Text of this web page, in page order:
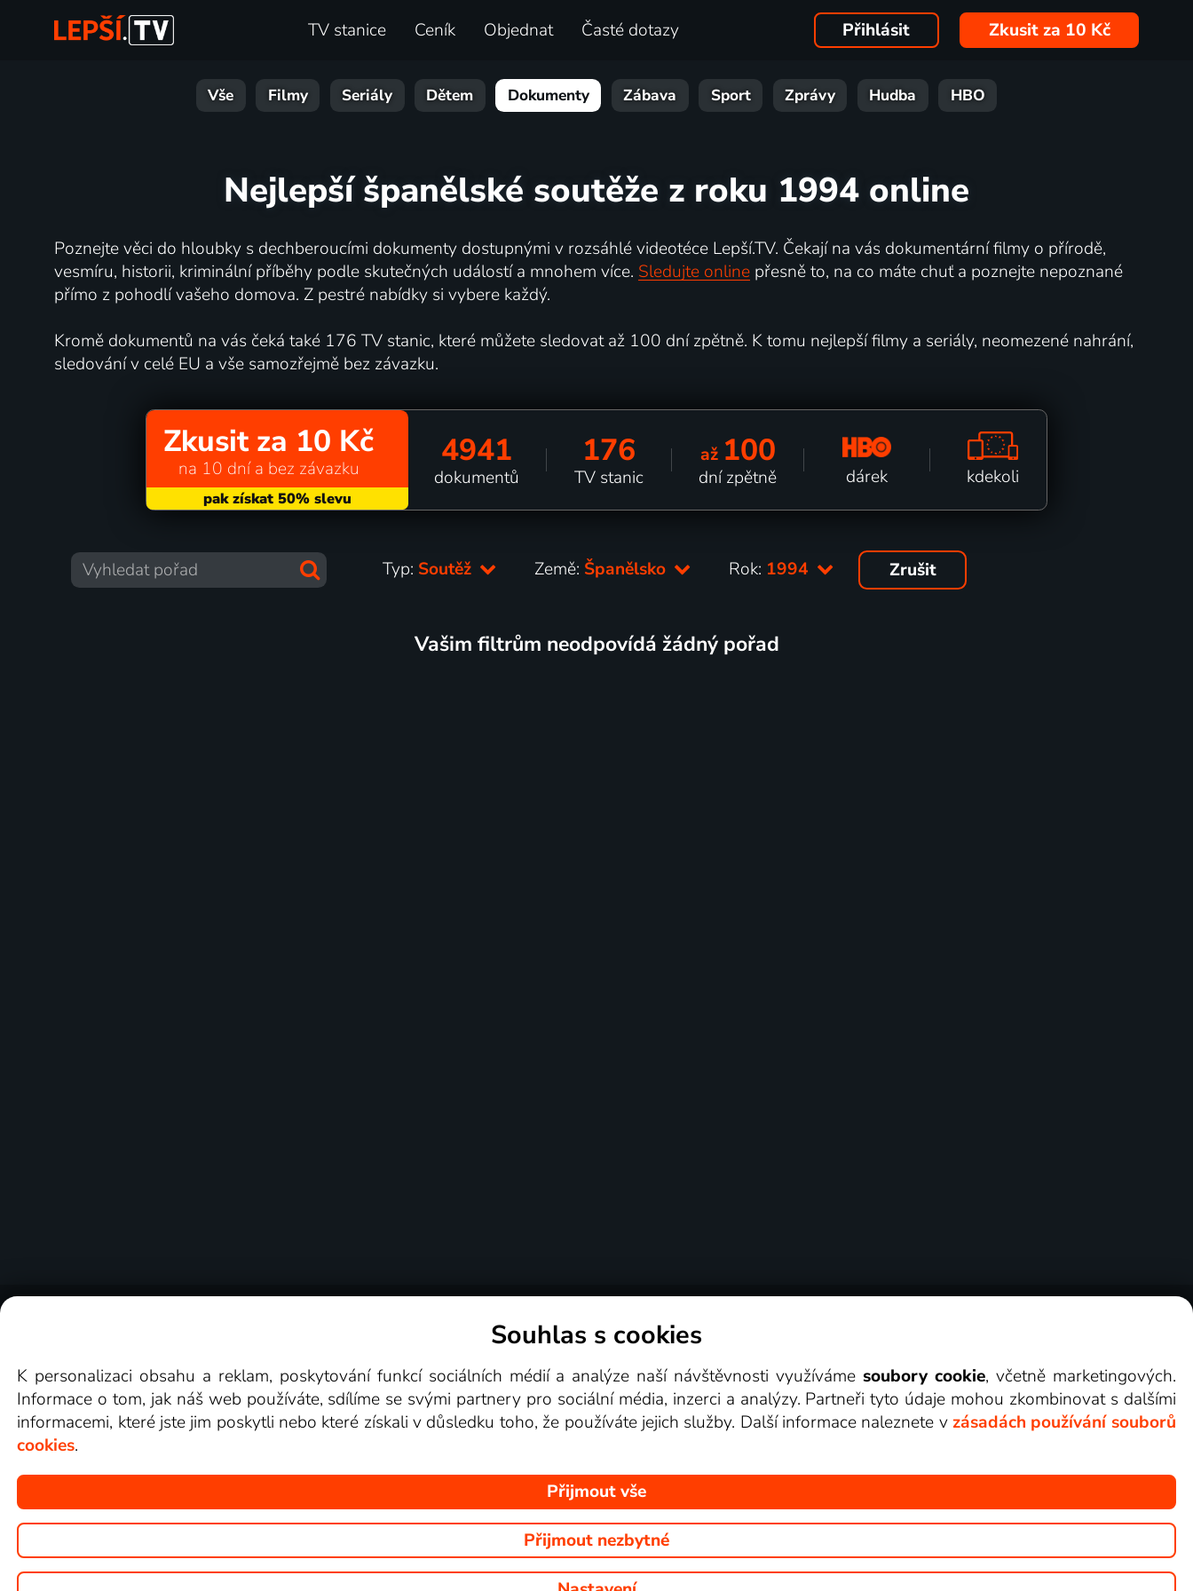
TV stanice Ceník Objednat Časté dotazy Přihlásit Zkusit za 10 Kč
Vše Filmy Seriály Dětem Dokumenty Zábava Sport Zprávy Hudba HBO
Nejlepší španělské soutěže z roku 1994 online
Poznejte věci do hloubky s dechberoucími dokumenty dostupnými v rozsáhlé videotéce Lepší.TV. Čekají na vás dokumentární filmy o přírodě,
vesmíru, historii, kriminální příběhy podle skutečných událostí a mnohem více. Sledujte onlinepřesně to, na co máte chuť a poznejte nepoznané
přímo z pohodlí vašeho domova. Z pestré nabídky si vybere každý.
Kromě dokumentů na vás čeká také 176 TV stanic, které můžete sledovat až 100 dní zpětně. K tomu nejlepší filmy a seriály, neomezené nahrání,
sledování v celé EU a vše samozřejmě bez závazku.
Zkusit za 10 Kč
na 10 dní a bez závazku 4941
dokumentů
176
TV stanic
až 100
dní zpětně dárek kdekoli
Typ: Soutěž Země: Španělsko Rok: 1994 Zrušit
Vašim filtrům neodpovídá žádný pořad
Videotéka
Copyright © goNET s.r.o. Na tomto webu jsou zobrazovány obrázky z pořadů TV stanic, které můžete sledovat v Lepší.TV.
Souhlas s cookies
K personalizaci obsahu a reklam, poskytování funkcí sociálních médií a analýze naší návštěvnosti využívámesoubory cookie, včetně marketingových.
Informace o tom, jak náš web používáte, sdílíme se svými partnery pro sociální média, inzerci a analýzy. Partneři tyto údaje mohou zkombinovat s dalšími
informacemi, které jste jim poskytli nebo které získali v důsledku toho, že používáte jejich služby. Další informace naleznete v zásadách používání souborů
cookies.
Přijmout vše
Přijmout nezbytné